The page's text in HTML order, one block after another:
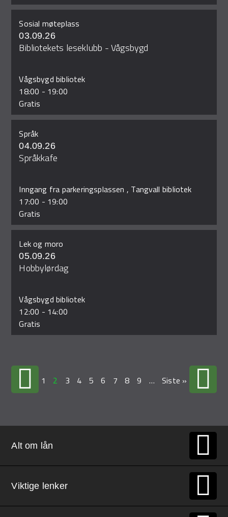
Sosial møteplass
03.09.26
Bibliotekets leseklubb - Vågsbygd
Vågsbygd bibliotek
18:00 - 19:00
Gratis
Språk
04.09.26
Språkkafe
Inngang fra parkeringsplassen , Tangvall bibliotek
17:00 - 19:00
Gratis
Lek og moro
05.09.26
Hobbylørdag
Vågsbygd bibliotek
12:00 - 14:00
Gratis
1 2 3 4 5 6 7 8 9 … Siste »
Alt om lån
Viktige lenker